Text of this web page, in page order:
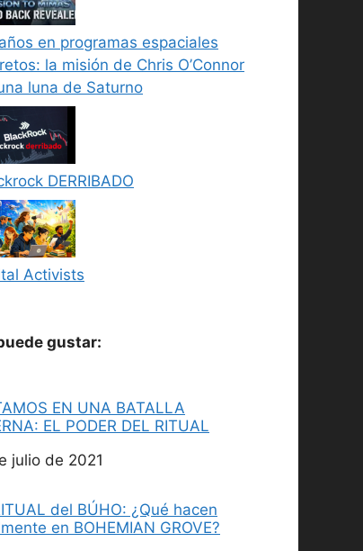
en programas espaciales
la misión de Chris O’Connor
luna de Saturno
DERRIBADO
Activists
gustar:
EN UNA BATALLA
EL PODER DEL RITUAL
julio de 2021
del BÚHO: ¿Qué hacen
en BOHEMIAN GROVE?